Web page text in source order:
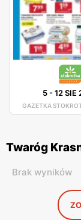
5-12 SIE
GAZETKA
Twaróg
Brak wyników